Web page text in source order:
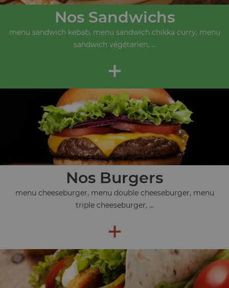
Nos Sandwichs
menu sandwich kebab, menu sandwich chikka curry, menu
sandwich végétarien, ...
+
Nos Burgers
menu cheeseburger, menu double cheeseburger, menu
triple cheeseburger, ...
+